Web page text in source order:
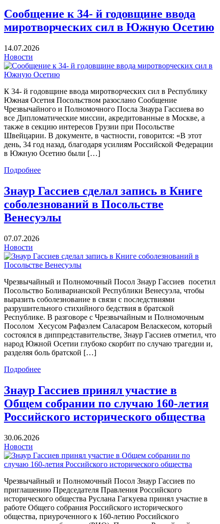
Сообщение к 34- й годовщине ввода
миротворческих сил в Южную Осетию
14.07.2026
Новости
К 34- й годовщине ввода миротворческих сил в Республику
Южная Осетия Посольством разослано Сообщение
Чрезвычайного и Полномочного Посла Знаура Гассиева во
все Дипломатические миссии, акредитованные в Москве, а
также в секцию интересов Грузии при Посольстве
Швейцарии. В документе, в частности, говорится: «В этот
день, 34 год назад, благодаря усилиям Российской Федерации
в Южную Осетию были […]
Подробнее
Знаур Гассиев сделал запись в Книге
соболезнований в Посольстве
Венесуэлы
07.07.2026
Новости
Чрезвычайный и Полномочный Посол Знаур Гассиев посетил
Посольство Боливарианской Республики Венесуэла, чтобы
выразить соболезнование в связи с последствиями
разрушительного стихийного бедствия в братской
Республике. В разговоре с Чрезвычайным и Полномочным
Посолом Хесусом Рафаэлем Саласаром Веласкесом, который
состоялся в диппредставительстве, Знаур Гассиев отметил, что
народ Южной Осетии глубоко скорбит по случаю трагедии и,
разделяя боль братской […]
Подробнее
Знаур Гассиев принял участие в
Общем собрании по случаю 160-летия
Российского исторического общества
30.06.2026
Новости
Чрезвычайный и Полномочный Посол Знаур Гассиев по
приглашению Председателя Правления Российского
исторического общества Руслана Гагкуева принял участие в
работе Общего собрания Российского исторического
общества, приуроченного к 160-летию Российского